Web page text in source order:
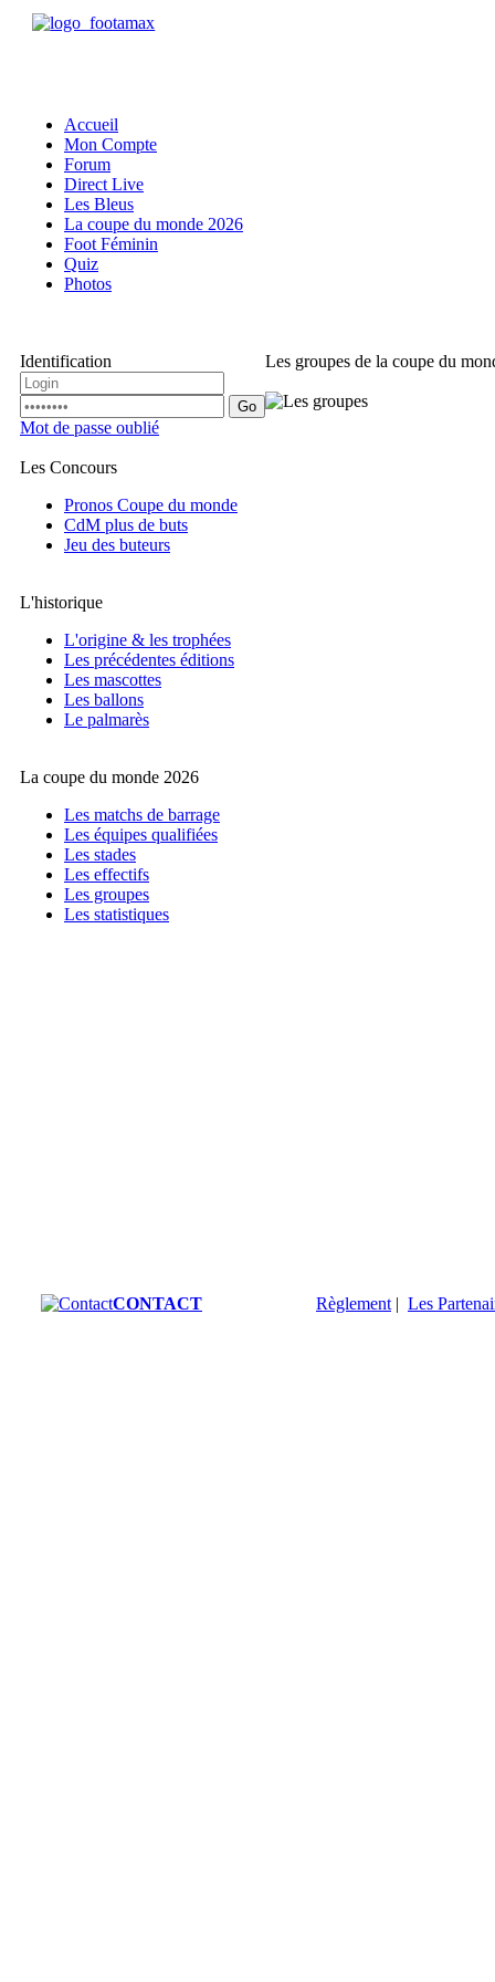
Accueil
Mon Compte
Forum
Direct Live
Les Bleus
La coupe du monde 2026
Foot Féminin
Quiz
Photos
Identification
Go
Mot de passe oublié
Les Concours
Pronos Coupe du monde
CdM plus de buts
Jeu des buteurs
L'historique
L'origine & les trophées
Les précédentes éditions
Les mascottes
Les ballons
Le palmarès
La coupe du monde 2026
Les matchs de barrage
Les équipes qualifiées
Les stades
Les effectifs
Les groupes
Les statistiques
Les groupes de la coupe du
CONTACT Règlement | Les